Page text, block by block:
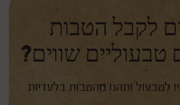
לקבל הטבות
טבעוליים שווים?
לטבעול ותהנו מהטבות בלעדיות